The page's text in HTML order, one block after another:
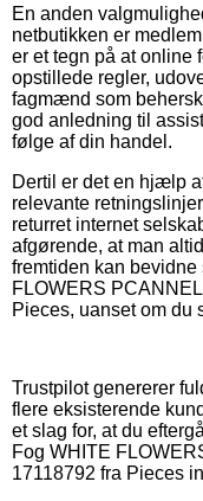
En anden
netbutikken er
er et tegn på at online
opstillede regler,
fagmænd som
god anledning til
følge af din handel.
Dertil er det en hjælp
relevante
returret internet
afgørende, at man
fremtiden kan
FLOWERS
Pieces, uanset om du
Trustpilot genererer
flere eksisterende
et slag for, at du
Fog WHITE
17118792 fra Pieces